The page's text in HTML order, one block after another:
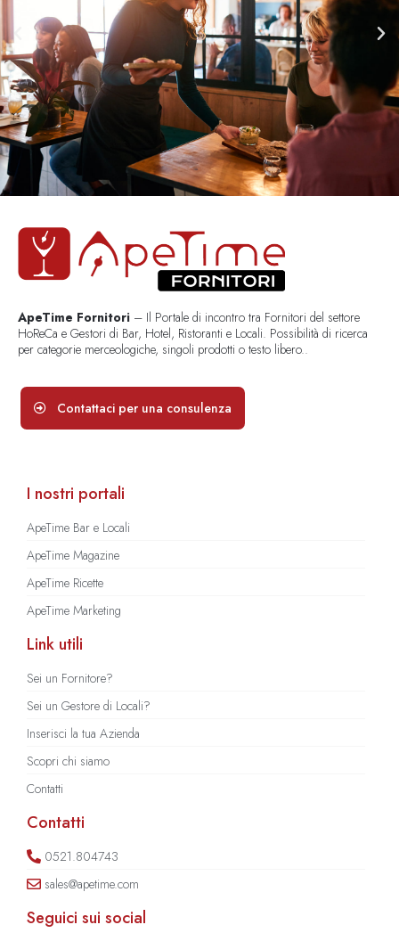
ApeTime Fornitori – Il Portale di incontro tra Fornitori del settore
HoReCa e Gestori di Bar, Hotel, Ristoranti e Locali. Possibilità di ricerca
per categorie merceologiche, singoli prodotti o testo libero..
Contattaci per una consulenza
I nostri portali
ApeTime Bar e Locali
ApeTime Magazine
ApeTime Ricette
ApeTime Marketing
Link utili
Sei un Fornitore?
Sei un Gestore di Locali?
Inserisci la tua Azienda
Scopri chi siamo
Contatti
Contatti
0521.804743
sales@apetime.com
Seguici sui social